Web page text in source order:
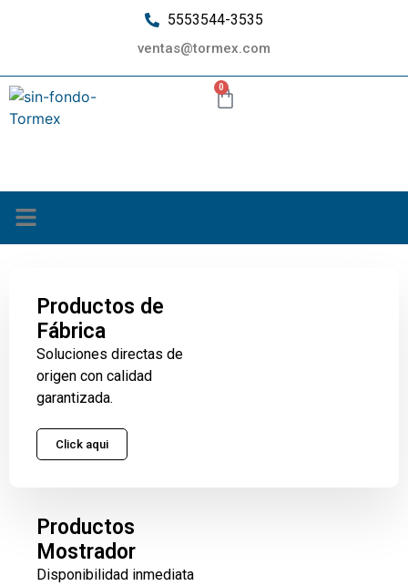
5553544-3535
ventas@tormex.com
0
Productos de
Fábrica
Soluciones directas de
origen con calidad
garantizada.
Click aqui
Productos
Mostrador
Disponibilidad inmediata